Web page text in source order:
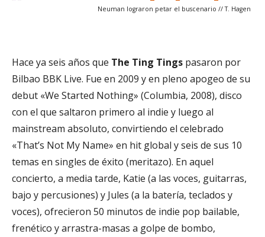
Neuman lograron petar el buscenario // T. Hagen
Hace ya seis años que The Ting Tings pasaron por
Bilbao BBK Live. Fue en 2009 y en pleno apogeo de su
debut «We Started Nothing» (Columbia, 2008), disco
con el que saltaron primero al indie y luego al
mainstream absoluto, convirtiendo el celebrado
«That’s Not My Name» en hit global y seis de sus 10
temas en singles de éxito (meritazo). En aquel
concierto, a media tarde, Katie (a las voces, guitarras,
bajo y percusiones) y Jules (a la batería, teclados y
voces), ofrecieron 50 minutos de indie pop bailable,
frenético y arrastra-masas a golpe de bombo,